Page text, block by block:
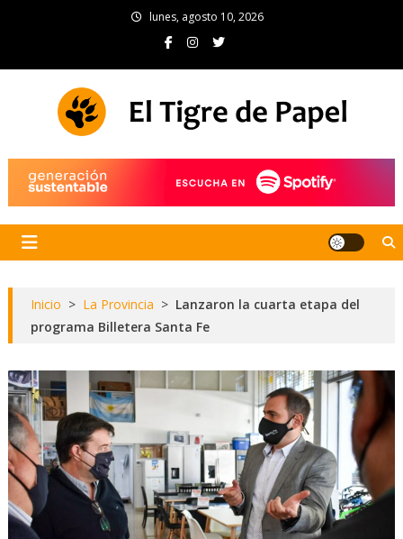
lunes, agosto 10, 2026
Inicio > La Provincia > Lanzaron la cuarta etapa del
programa Billetera Santa Fe